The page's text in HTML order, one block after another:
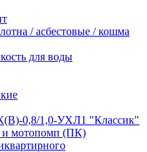
/ асбестовые / кошма
для воды
0,8/1,0-УХЛ1 "Классик"
и мотопомп (ПК)